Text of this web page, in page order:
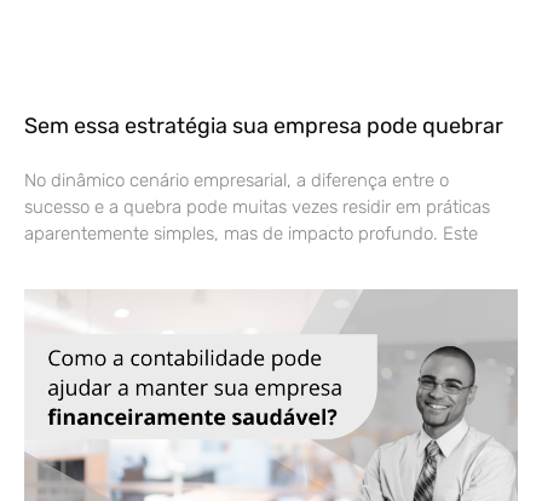
Sem essa estratégia sua empresa pode quebrar
No dinâmico cenário empresarial, a diferença entre o
sucesso e a quebra pode muitas vezes residir em práticas
aparentemente simples, mas de impacto profundo. Este